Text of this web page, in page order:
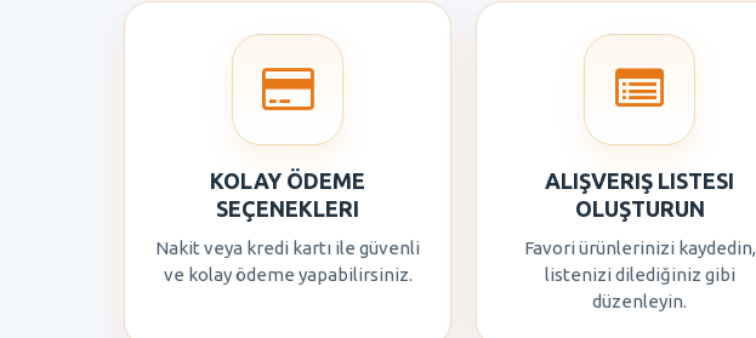
KOLAY ÖDEME
SEÇENEKLERI
Nakit veya kredi kartı ile güvenli
ve kolay ödeme yapabilirsiniz.
ALIŞVERIŞ LISTESI
OLUŞTURUN
Favori ürünlerinizi kaydedin,
listenizi dilediğiniz gibi
düzenleyin.